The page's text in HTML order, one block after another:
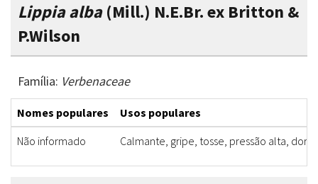
Lippia alba(Mill.) N.E.Br. ex Britton &
P.Wilson
Família: Verbenaceae
Nomes populares
Usos populares
Não informado
Calmante, gripe, tosse, pressão alta, dor